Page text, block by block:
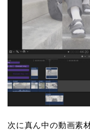
次に真ん中の動画素